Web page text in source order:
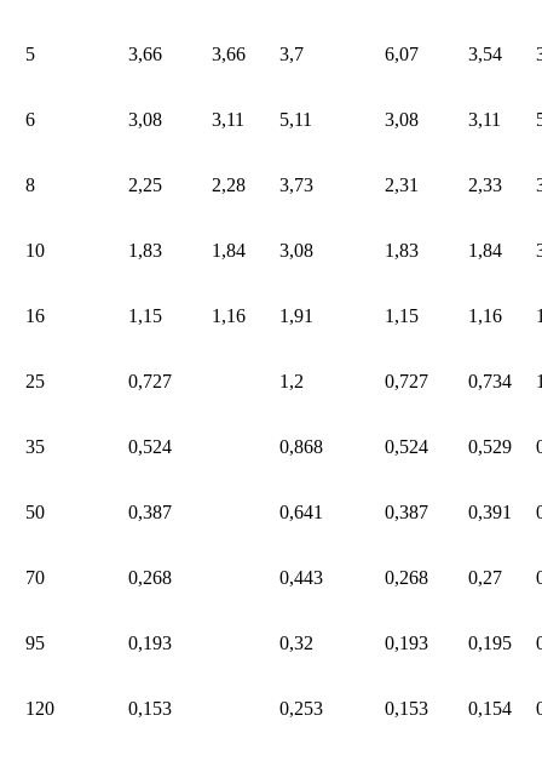
5 3,66 3,66 3,7 6,07 3,54
6 3,08 3,11 5,11 3,08 3,11
8 2,25 2,28 3,73 2,31 2,33
10 1,83 1,84 3,08 1,83 1,84
16 1,15 1,16 1,91 1,15 1,16
25 0,727 1,2 0,727 0,734
35 0,524 0,868 0,524 0,529
50 0,387 0,641 0,387 0,391
70 0,268 0,443 0,268 0,27
95 0,193 0,32 0,193 0,195
120 0,153 0,253 0,153 0,154